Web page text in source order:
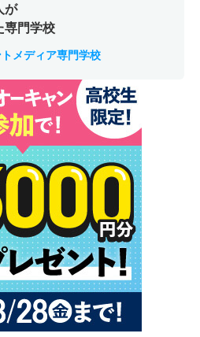
が
専門学校
メディア専門学校